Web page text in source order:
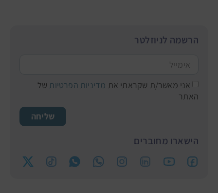
הרשמה לניוזלטר
אני מאשר/ת שקראתי את מדיניות הפרטיות של
האתר
שליחה
הישארו מחוברים